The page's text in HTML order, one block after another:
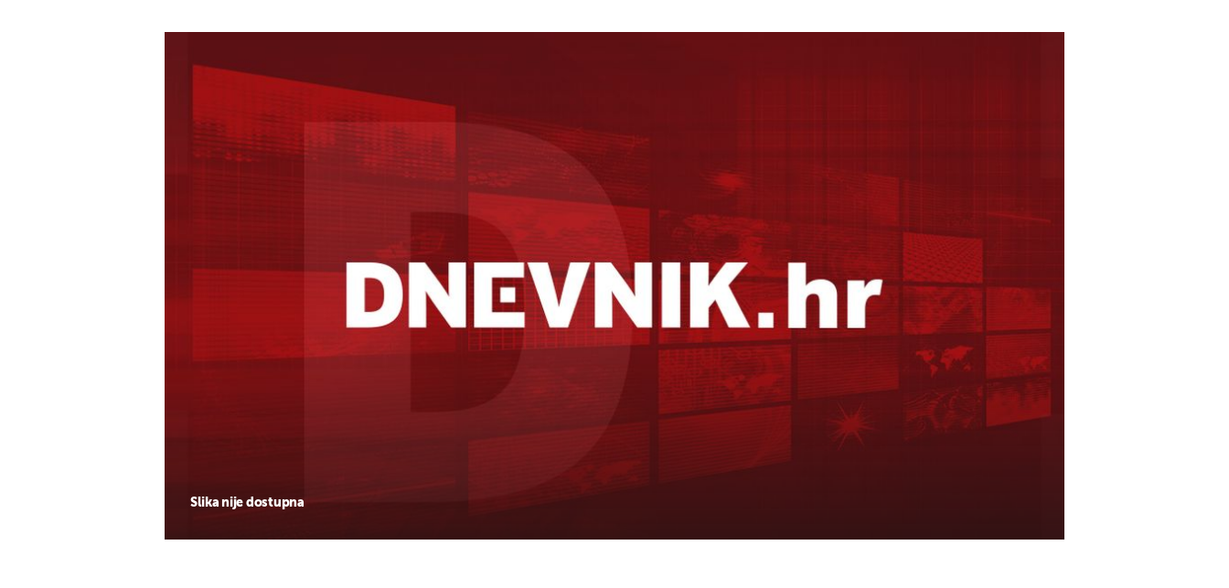
Slika nije dostupna